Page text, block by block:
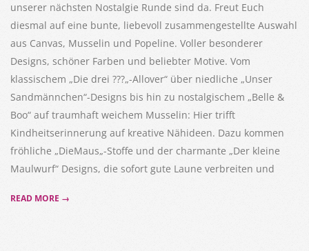
unserer nächsten Nostalgie Runde sind da. Freut Euch
diesmal auf eine bunte, liebevoll zusammengestellte Auswahl
aus Canvas, Musselin und Popeline. Voller besonderer
Designs, schöner Farben und beliebter Motive. Vom
klassischem „Die drei ???„-Allover“ über niedliche „Unser
Sandmännchen“-Designs bis hin zu nostalgischem „Belle &
Boo“ auf traumhaft weichem Musselin: Hier trifft
Kindheitserinnerung auf kreative Nähideen. Dazu kommen
fröhliche „DieMaus„-Stoffe und der charmante „Der kleine
Maulwurf“ Designs, die sofort gute Laune verbreiten und
READ MORE →